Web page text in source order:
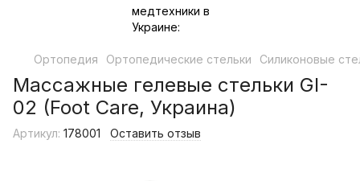
Ортопедия Ортопедические стельки Силиконовые
Массажные гелевые стельки GI-
02 (Foot Care, Украина)
Артикул: 178001 Оставить отзыв